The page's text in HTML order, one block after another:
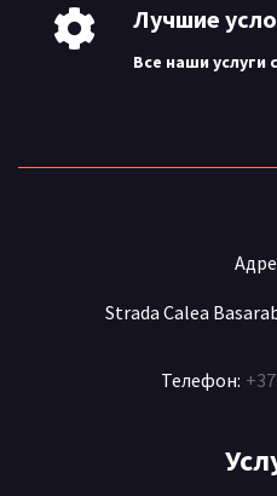
Лучшие
Все наши услуги
Strada Calea
Телефон: